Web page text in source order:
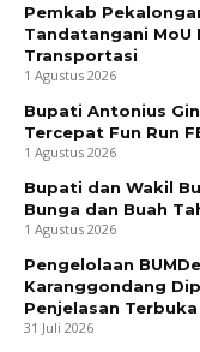
Pemkab
Tandatangani MoU
Transportasi
1 Agustus 2026
Bupati Antonius
Tercepat Fun Run
1 Agustus 2026
Bupati dan Wakil
Bunga dan Buah
1 Agustus 2026
Pengelolaan
Karanggondang
Penjelasan Terbuka
31 Juli 2026